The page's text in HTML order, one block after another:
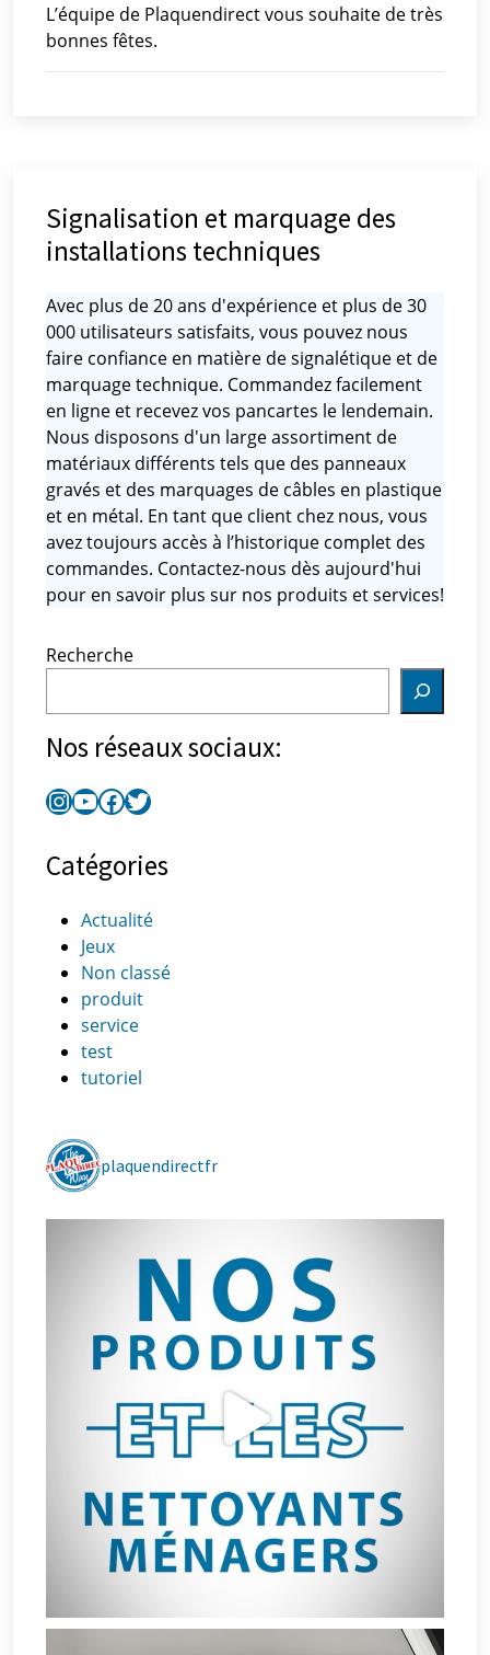
L’équipe de Plaquendirect vous souhaite de très
bonnes fêtes.
Signalisation et marquage des
installations techniques
Avec plus de 20 ans d'expérience et plus de 30
000 utilisateurs satisfaits, vous pouvez nous
faire confiance en matière de signalétique et de
marquage technique. Commandez facilement
en ligne et recevez vos pancartes le lendemain.
Nous disposons d'un large assortiment de
matériaux différents tels que des panneaux
gravés et des marquages ​​de câbles en plastique
et en métal. En tant que client chez nous, vous
avez toujours accès à l’historique complet des
commandes. Contactez-nous dès aujourd'hui
pour en savoir plus sur nos produits et services!
Recherche
Nos réseaux sociaux:
Catégories
Actualité
Jeux
Non classé
produit
service
test
tutoriel
plaquendirectfr